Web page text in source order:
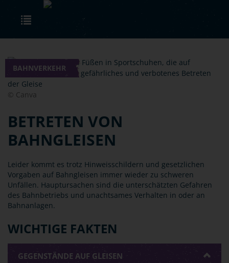
Skip to main content
BAHNVERKEHR
© Canva
BETRETEN VON
BAHNGLEISEN
Leider kommt es trotz Hinweisschildern und gesetzlichen
Vorgaben auf Bahngleisen immer wieder zu schweren
Unfällen. Hauptursachen sind die unterschätzten Gefahren
des Bahnbetriebs und unachtsames Verhalten in oder an
Bahnanlagen.
WICHTIGE FAKTEN
GEGENSTÄNDE AUF GLEISEN